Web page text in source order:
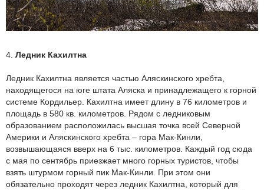
4. Ледник Кахилтна
Ледник Кахилтна является частью Аляскинского хребта,
находящегося на юге штата Аляска и принадлежащего к горной
системе Кордильер. Кахилтна имеет длину в 76 километров и
площадь в 580 кв. километров. Рядом с ледниковым
образованием расположилась высшая точка всей Северной
Америки и Аляскинского хребта – гора Мак-Кинли,
возвышающаяся вверх на 6 тыс. километров. Каждый год сюда
с мая по сентябрь приезжает много горных туристов, чтобы
взять штурмом горный пик Мак-Кинли. При этом они
обязательно проходят через ледник Кахилтна, который для